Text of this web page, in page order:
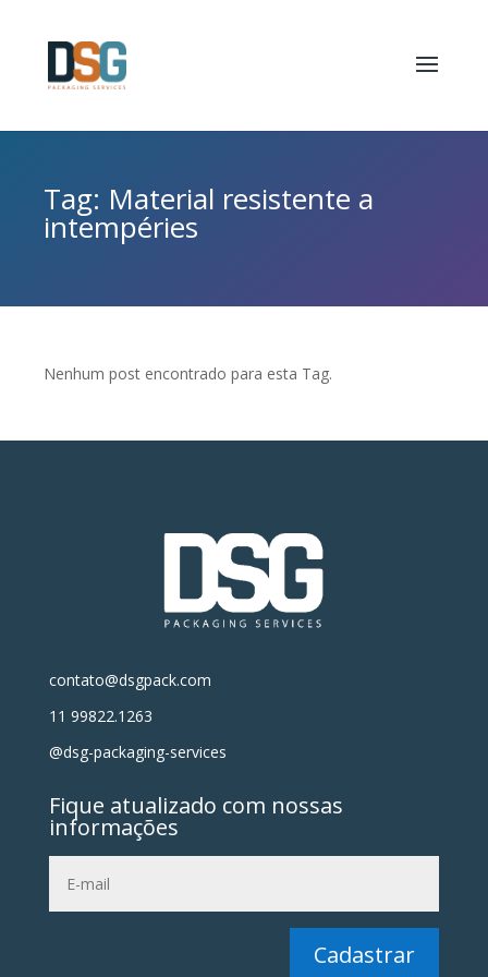
Tag: Material resistente a
intempéries
Nenhum post encontrado para esta Tag.
contato@dsgpack.com
11 99822.1263
@dsg-packaging-services
Fique atualizado com nossas
informações
Cadastrar